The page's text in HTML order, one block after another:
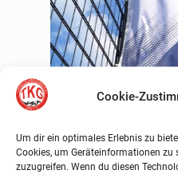
Cookie-
Um dir ein optimales Erlebnis zu
Cookies, um Geräteinformationen
zuzugreifen. Wenn du diesen